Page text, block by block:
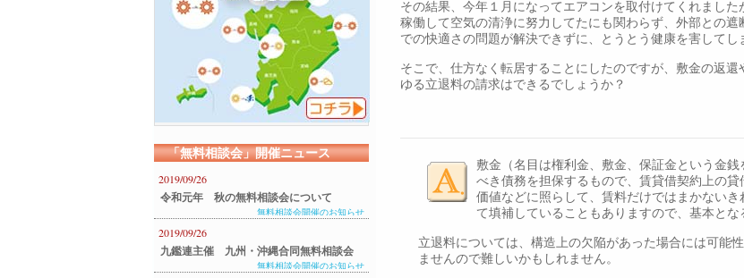
その結果、今年１月になってエアコンを取付けてくれまし
稼働して空気の清浄に努力してたにも関わらず、外部との
での快適さの問題が解決できずに、とうとう健康を害してし
そこで、仕方なく転居することにしたのですが、敷金の返
ゆる立退料の請求はできるでしょうか？
敷金（名目は権利金、敷金、保証金という金
べき債務を担保するもので、賃貸借契約上の
価値などに照らして、賃料だけではまかない
て填補していることもありますので、基本とな
立退料については、構造上の欠陥があった場合には可能
ませんので難しいかもしれません。
「無料相談会」開催ニュース
2019/09/26
令和元年 秋の無料相談会について
無料相談会開催のお知らせ
2019/09/26
九鑑連主催 九州・沖縄合同無料相談会
のご案内
無料相談会開催のお知らせ